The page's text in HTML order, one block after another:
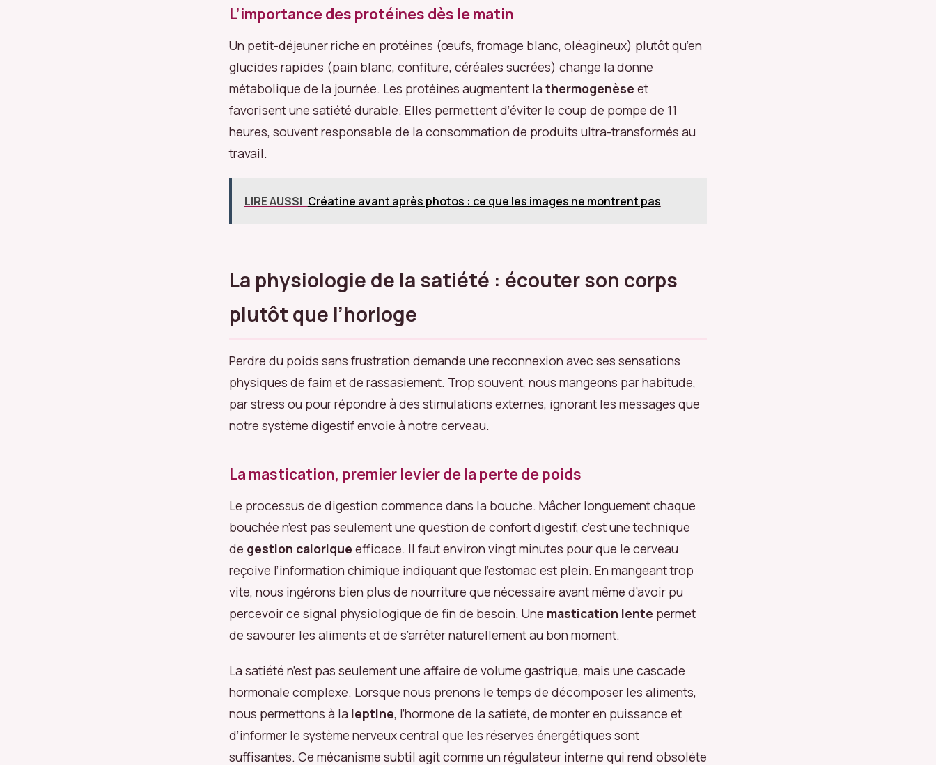
L’importance des protéines dès le matin
Un petit-déjeuner riche en protéines (œufs, fromage blanc, oléagineux) plutôt qu’en
glucides rapides (pain blanc, confiture, céréales sucrées) change la donne
métabolique de la journée. Les protéines augmentent la thermogenèse et
favorisent une satiété durable. Elles permettent d’éviter le coup de pompe de 11
heures, souvent responsable de la consommation de produits ultra-transformés au
travail.
LIRE AUSSI Créatine avant après photos : ce que les images ne montrent pas
La physiologie de la satiété : écouter son corps
plutôt que l’horloge
Perdre du poids sans frustration demande une reconnexion avec ses sensations
physiques de faim et de rassasiement. Trop souvent, nous mangeons par habitude,
par stress ou pour répondre à des stimulations externes, ignorant les messages que
notre système digestif envoie à notre cerveau.
La mastication, premier levier de la perte de poids
Le processus de digestion commence dans la bouche. Mâcher longuement chaque
bouchée n’est pas seulement une question de confort digestif, c’est une technique
de gestion calorique efficace. Il faut environ vingt minutes pour que le cerveau
reçoive l’information chimique indiquant que l’estomac est plein. En mangeant trop
vite, nous ingérons bien plus de nourriture que nécessaire avant même d’avoir pu
percevoir ce signal physiologique de fin de besoin. Une mastication lente permet
de savourer les aliments et de s’arrêter naturellement au bon moment.
La satiété n’est pas seulement une affaire de volume gastrique, mais une cascade
hormonale complexe. Lorsque nous prenons le temps de décomposer les aliments,
nous permettons à la leptine, l’hormone de la satiété, de monter en puissance et
d’informer le système nerveux central que les réserves énergétiques sont
suffisantes. Ce mécanisme subtil agit comme un régulateur interne qui rend obsolète